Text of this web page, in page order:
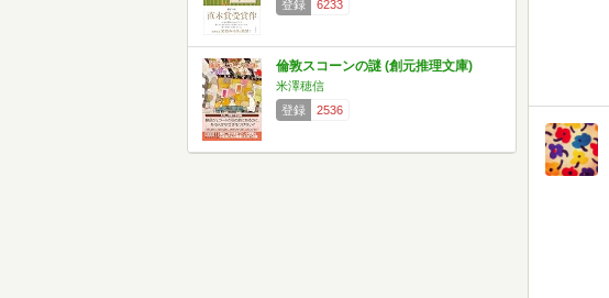
登録
6233
倫敦スコーンの謎 (創元推理文庫)
米澤穂信
登録
2536